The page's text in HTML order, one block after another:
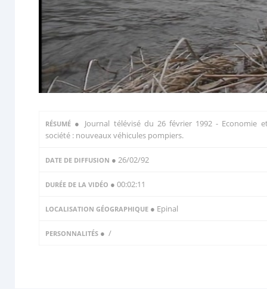
RÉSUMÉ ● Journal télévisé du 26 février 1992 - Economie
société : nouveaux véhicules pompiers.
DATE DE DIFFUSION ● 26/02/92
DURÉE DE LA VIDÉO ● 00:02:11
LOCALISATION GÉOGRAPHIQUE ● Epinal
PERSONNALITÉS ● /